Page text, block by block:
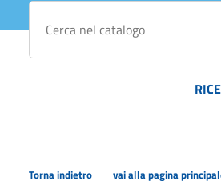
Cerca su "Catalogo"
Torna indietro vai alla pagina